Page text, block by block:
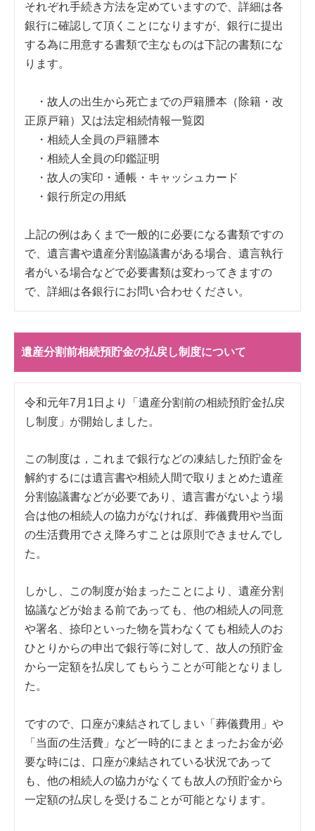
それぞれ手続き方法を定めていますので、詳細は各
銀行に確認して頂くことになりますが、銀行に提出
する為に用意する書類で主なものは下記の書類にな
ります。
・故人の出生から死亡までの戸籍謄本（除籍・改
正原戸籍）又は法定相続情報一覧図
・相続人全員の戸籍謄本
・相続人全員の印鑑証明
・故人の実印・通帳・キャッシュカード
・銀行所定の用紙
上記の例はあくまで一般的に必要になる書類ですの
で、遺言書や遺産分割協議書がある場合、遺言執行
者がいる場合などで必要書類は変わってきますの
で、詳細は各銀行にお問い合わせください。
遺産分割前相続預貯金の払戻し制度について
令和元年7月1日より「遺産分割前の相続預貯金払戻
し制度」が開始しました。
この制度は，これまで銀行などの凍結した預貯金を
解約するには遺言書や相続人間で取りまとめた遺産
分割協議書などが必要であり、遺言書がないよう場
合は他の相続人の協力がなければ、葬儀費用や当面
の生活費用でさえ降ろすことは原則できませんでし
た。
しかし、この制度が始まったことにより、遺産分割
協議などが始まる前であっても、他の相続人の同意
や署名、捺印といった物を貰わなくても相続人のお
ひとりからの申出で銀行等に対して、故人の預貯金
から一定額を払戻してもらうことが可能となりまし
た。
ですので、口座が凍結されてしまい「葬儀費用」や
「当面の生活費」など一時的にまとまったお金が必
要な時には、口座が凍結されている状況であって
も、他の相続人の協力がなくても故人の預貯金から
一定額の払戻しを受けることが可能となります。